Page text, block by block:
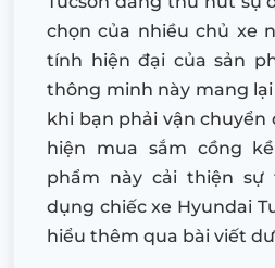
chọn của nhiều chủ xe
tính hiện đại của sản
thông minh này mang
khi bạn phải vận chuyển
hiện mua sắm cồng
phẩm này cải thiện
dụng chiếc xe Hyundai
hiểu thêm qua bài viết